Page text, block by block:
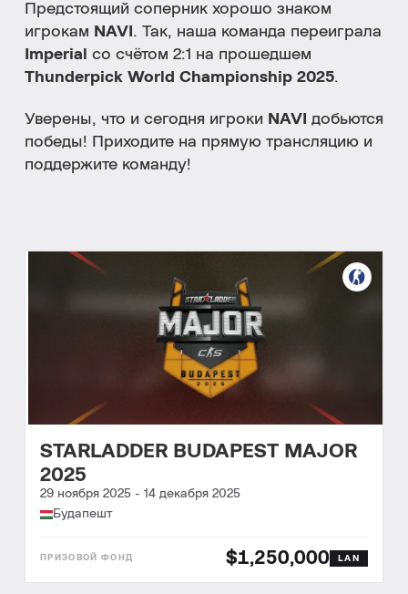
Предстоящий соперник хорошо знаком
игрокам NAVI . Так, наша команда переиграла
Imperial
со счётом 2:1 на прошедшем
Thunderpick World Championship 2025.
Уверены, что и сегодня игроки NAVI добьются
победы! Приходите на прямую трансляцию и
поддержите команду!
STARLADDER BUDAPEST MAJOR
2025
29 ноября 2025 - 14 декабря 2025
Будапешт
$1,250,000 LAN